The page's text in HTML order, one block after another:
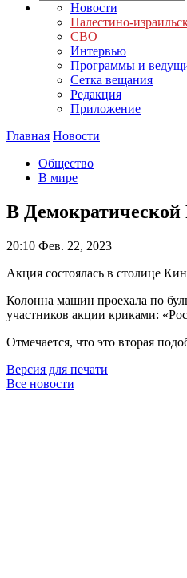
Новости
Палестино-
СВО
Интервью
Программы и
Сетка вещания
Редакция
Приложение
Главная Новости
Общество
В мире
В Демократической
20:10 Фев. 22, 2023
Акция состоялась в столице
Колонна машин проехала по
участников акции криками:
Отмечается, что это вторая
Версия для печати
Все новости